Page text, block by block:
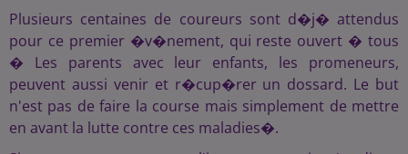
Plusieurs centaines de coureurs sont d�j� attendus
pour ce premier �v�nement, qui reste ouvert � tous
� Les parents avec leur enfants, les promeneurs,
peuvent aussi venir et r�cup�rer un dossard. Le but
n'est pas de faire la course mais simplement de mettre
en avant la lutte contre ces maladies�.